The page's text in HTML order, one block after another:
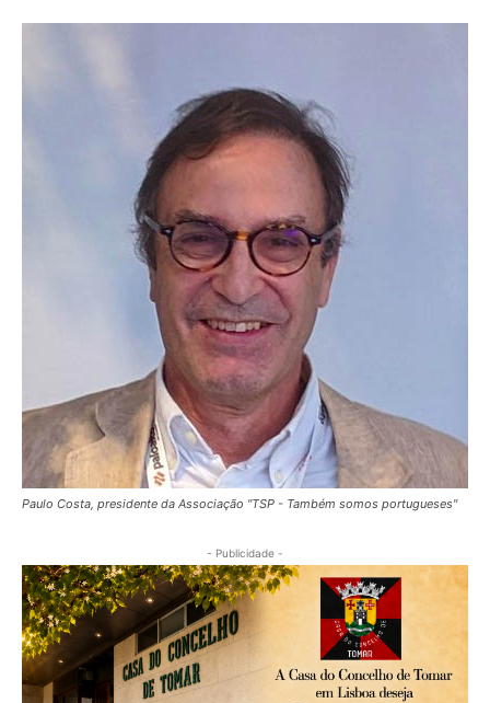
Paulo Costa, presidente da Associação "TSP - Também somos portugueses"
- Publicidade -